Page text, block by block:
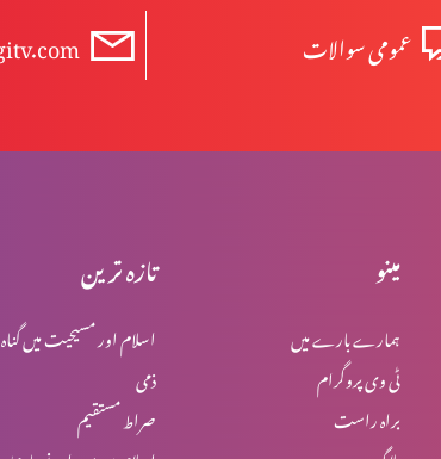
عمومی سوالات
تازہ ترین
اسلام اور مسیحیت میں گناہ
ذمی
صراط مستقیم
مینو
ہمارے بارے میں
ٹی وی پروگرام
براہ راست